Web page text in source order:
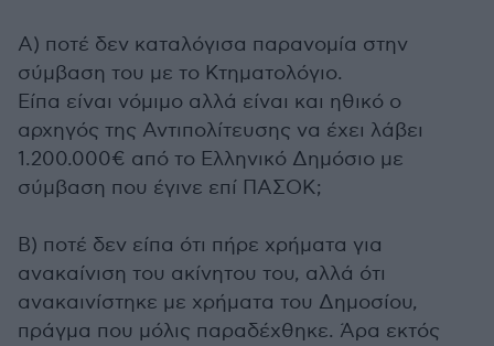
Α) ποτέ δεν καταλόγισα παρανομία στην
σύμβαση του με το Κτηματολόγιο.
Είπα είναι νόμιμο αλλά είναι και ηθικό ο
αρχηγός της Αντιπολίτευσης να έχει λάβει
1.200.000€ από το Ελληνικό Δημόσιο με
σύμβαση που έγινε επί ΠΑΣΟΚ;
Β) ποτέ δεν είπα ότι πήρε χρήματα για
ανακαίνιση του ακίνητου του, αλλά ότι
ανακαινίστηκε με χρήματα του Δημοσίου,
πράγμα που μόλις παραδέχθηκε. Άρα εκτός